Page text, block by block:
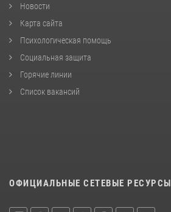
Новости
Карта сайта
Психологическая помощь
Социальная защита
Горячие линии
Список вакансий
ОФИЦИАЛЬНЫЕ СЕТЕВЫЕ РЕСУРСЫ